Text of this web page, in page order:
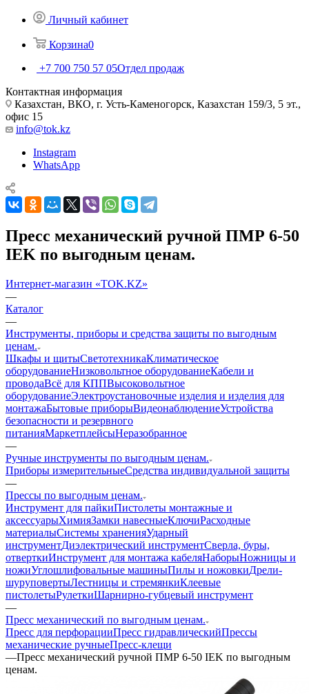
Личный кабинет
Корзина0
+7 700 750 57 05Отдел продаж
Контактная информация
Казахстан, ВКО, г. Усть-Каменогорск, Казахстан 159/3, 5 эт.,
офис 15
info@tok.kz
Instagram
WhatsApp
Пресс механический ручной ПМР 6-50
IEK по выгодным ценам.
Интернет-магазин «TOK.KZ»
—
Каталог
—
Инструменты, приборы и средства защиты по выгодным
ценам.
Шкафы и щитыСветотехникаКлиматическое
оборудованиеНизковольтное оборудованиеКабели и
проводаВсё для КППВысоковольтное
оборудованиеЭлектроустановочные изделия и изделия для
монтажаБытовые приборыВидеонаблюдениеУстройства
безопасности и резервного
питанияМаркетплейсыНеразобранное
—
Ручные инструменты по выгодным ценам.
Приборы измерительныеСредства индивидуальной защиты
—
Прессы по выгодным ценам.
Инструмент для пайкиПистолеты монтажные и
аксессуарыХимияЗамки навесныеКлючиРасходные
материалыСистемы храненияУдарный
инструментДиэлектрический инструментСверла, буры,
отверткиИнструмент для монтажа кабеляНаборыНожницы и
ножиУглошлифовальные машиныПилы и ножовкиДрели-
шуруповертыЛестницы и стремянкиКлеевые
пистолетыРулеткиШарнирно-губцевый инструмент
—
Пресс механический по выгодным ценам.
Пресс для перфорацииПресс гидравлическийПрессы
механические ручныеПресс-клещи
—Пресс механический ручной ПМР 6-50 IEK по выгодным
ценам.